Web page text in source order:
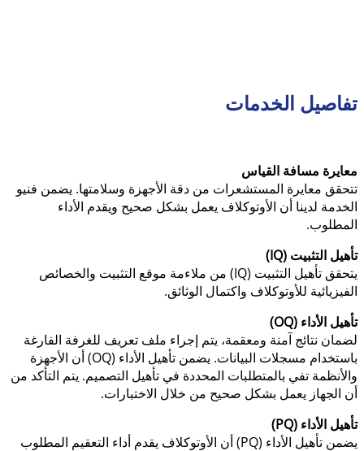
تفاصيل الخدمات
معايرة مسافة القياس
تتحقق معايرة المستشعرات من دقة الأجهزة وسلامتها. يضمن فنيو
الخدمة لدينا أن الأوتوكلاف يعمل بشكل صحيح ويقدم الأداء
المطلوب.
تأهيل التثبيت (IQ)
يتحقق تأهيل التثبيت (IQ) من ملاءمة موقع التثبيت والخصائص
الفيزيائية للأوتوكلاف واكتمال الوثائق.
تأهيل الأداء (OQ)
لضمان نتائج آمنة ومعقمة، يتم إجراء ملف تعريف للغرفة الفارغة
باستخدام مسجلات البيانات. يضمن تأهيل الأداء (OQ) أن الأجهزة
والأنظمة تفي بالمتطلبات المحددة في تأهيل التصميم. يتم التأكد من
أن الجهاز يعمل بشكل صحيح من خلال الاختبارات.
تأهيل الأداء (PQ)
يضمن تأهيل الأداء (PQ) أن الأوتوكلاف يقدم أداء التعقيم المطلوب